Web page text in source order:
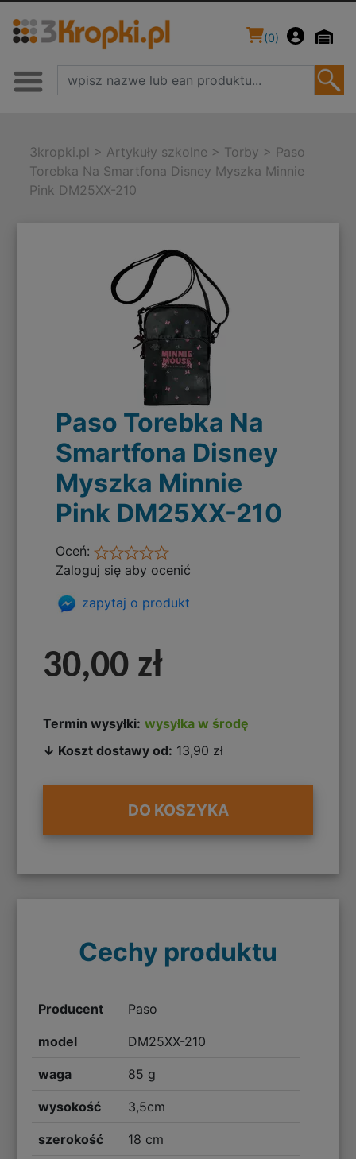
(0)
3kropki.pl > Artykuły szkolne > Torby > Paso
Torebka Na Smartfona Disney Myszka Minnie
Pink DM25XX-210
Paso Torebka Na
Smartfona Disney
Myszka Minnie
Pink DM25XX-210
Oceń:
Zaloguj się aby ocenić
zapytaj o produkt
30,00 zł
Termin wysyłki: wysyłka w środę
↓ Koszt dostawy od: 13,90 zł
DO KOSZYKA
Cechy produktu
Producent Paso
model DM25XX-210
waga 85 g
wysokość 3,5cm
szerokość 18 cm